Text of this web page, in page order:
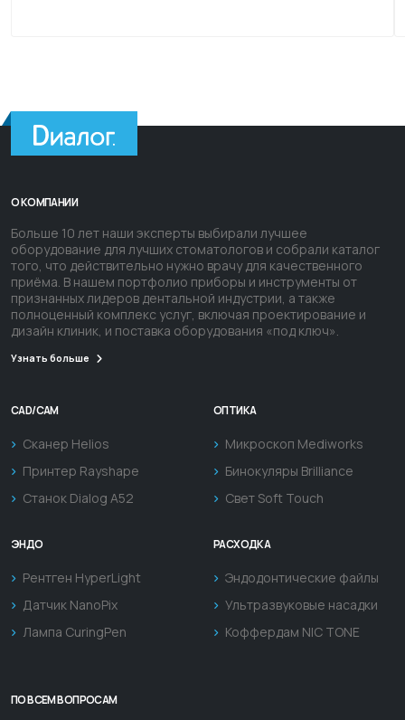
О КОМПАНИИ
Больше 10 лет наши эксперты выбирали лучшее
оборудование для лучших стоматологов и собрали каталог
того, что действительно нужно врачу для качественного
приёма. В нашем портфолио приборы и инструменты от
признанных лидеров дентальной индустрии, а также
полноценный комплекс услуг, включая проектирование и
дизайн клиник, и поставка оборудования «под ключ».
Узнать больше
CAD/CAM
Сканер Helios
Принтер Rayshape
Станок Dialog A52
ОПТИКА
Микроскоп Mediworks
Бинокуляры Brilliance
Свет Soft Touch
ЭНДО
Рентген HyperLight
Датчик NanoPix
Лампа CuringPen
РАСХОДКА
Эндодонтические файлы
Ультразвуковые насадки
Коффердам NIC TONE
ПО ВСЕМ ВОПРОСАМ